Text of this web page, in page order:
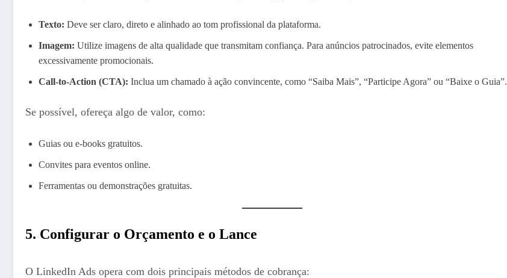
Texto: Deve ser claro, direto e alinhado ao tom profissional da plataforma.
Imagem: Utilize imagens de alta qualidade que transmitam confiança. Para anúncios patrocinados, evite elementos
excessivamente promocionais.
Call-to-Action (CTA): Inclua um chamado à ação convincente, como “Saiba Mais”, “Participe Agora” ou “Baixe o Guia”.
Se possível, ofereça algo de valor, como:
Guias ou e-books gratuitos.
Convites para eventos online.
Ferramentas ou demonstrações gratuitas.
5. Configurar o Orçamento e o Lance
O LinkedIn Ads opera com dois principais métodos de cobrança: